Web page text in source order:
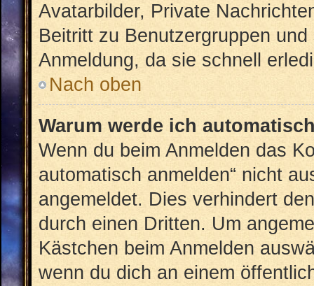
Avatarbilder, Private
Beitritt zu Benutzergruppen
Anmeldung, da sie schnell
Nach oben
Warum werde ich
Wenn du beim Anmelden das
automatisch anmelden“ nicht
angemeldet. Dies verhindert
durch einen Dritten. Um
Kästchen beim Anmelden
wenn du dich an einem